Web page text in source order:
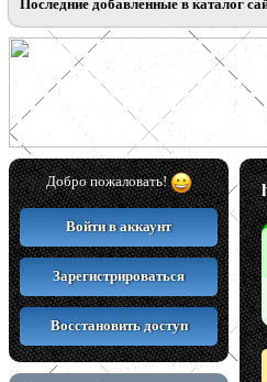
Последние добавленные в каталог
Добро пожаловать!
Войти в аккаунт
Зарегистрироваться
Восстановить доступ